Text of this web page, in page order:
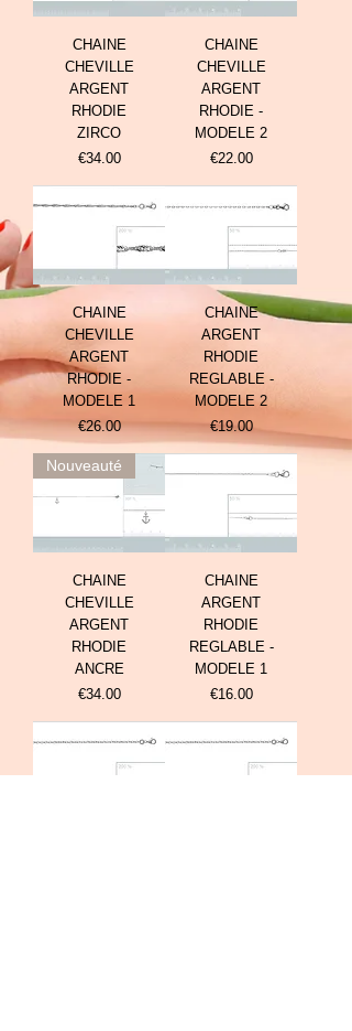
CHAINE
CHEVILLE
ARGENT
RHODIE
ZIRCO
Prix
€34.00
CHAINE
CHEVILLE
ARGENT
RHODIE -
MODELE 2
Prix
€22.00
CHAINE
CHEVILLE
ARGENT
RHODIE -
MODELE 1
Prix
€26.00
CHAINE
ARGENT
RHODIE
REGLABLE -
MODELE 2
Prix
€19.00
Nouveauté
CHAINE
CHEVILLE
ARGENT
RHODIE
ANCRE
Prix
€34.00
CHAINE
ARGENT
RHODIE
REGLABLE -
MODELE 1
Prix
€16.00